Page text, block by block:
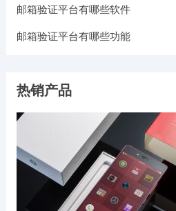
邮箱验证平台有哪些软件
邮箱验证平台有哪些功能
热销产品